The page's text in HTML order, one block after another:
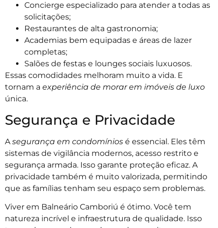
Concierge especializado para atender a todas as
solicitações;
Restaurantes de alta gastronomia;
Academias bem equipadas e áreas de lazer
completas;
Salões de festas e lounges sociais luxuosos.
Essas comodidades melhoram muito a vida. E
tornam a experiência de morar em imóveis de luxo
única.
Segurança e Privacidade
A segurança em condomínios é essencial. Eles têm
sistemas de vigilância modernos, acesso restrito e
segurança armada. Isso garante proteção eficaz. A
privacidade também é muito valorizada, permitindo
que as famílias tenham seu espaço sem problemas.
Viver em Balneário Camboriú é ótimo. Você tem
natureza incrível e infraestrutura de qualidade. Isso